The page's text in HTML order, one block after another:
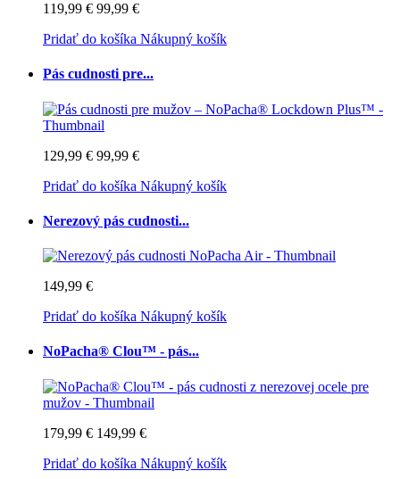
119,99 € 99,99 €
Pridať do košíka Nákupný košík
Pás cudnosti pre...
129,99 € 99,99 €
Pridať do košíka Nákupný košík
Nerezový pás cudnosti...
149,99 €
Pridať do košíka Nákupný košík
NoPacha® Clou™ - pás...
179,99 € 149,99 €
Pridať do košíka Nákupný košík